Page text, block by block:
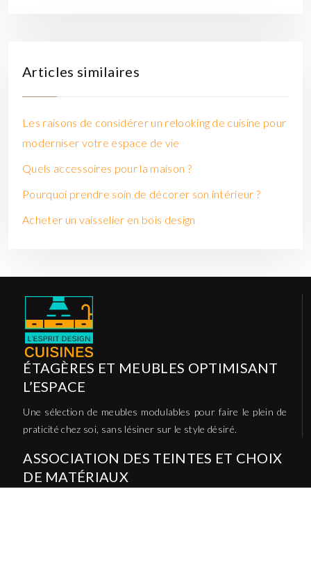
Articles similaires
Les raisons de considérer un relooking de cuisine pour
moderniser votre espace de vie
Quels accessoires pour la maison ?
Pourquoi prendre soin de décorer son intérieur ?
Acheter un vaisselier en bois design
ÉTAGÈRES ET MEUBLES OPTIMISANT
L’ESPACE
Une sélection de meubles modulables pour faire le plein de
praticité chez soi, sans lésiner sur le style désiré.
ASSOCIATION DES TEINTES ET CHOIX
DE MATÉRIAUX